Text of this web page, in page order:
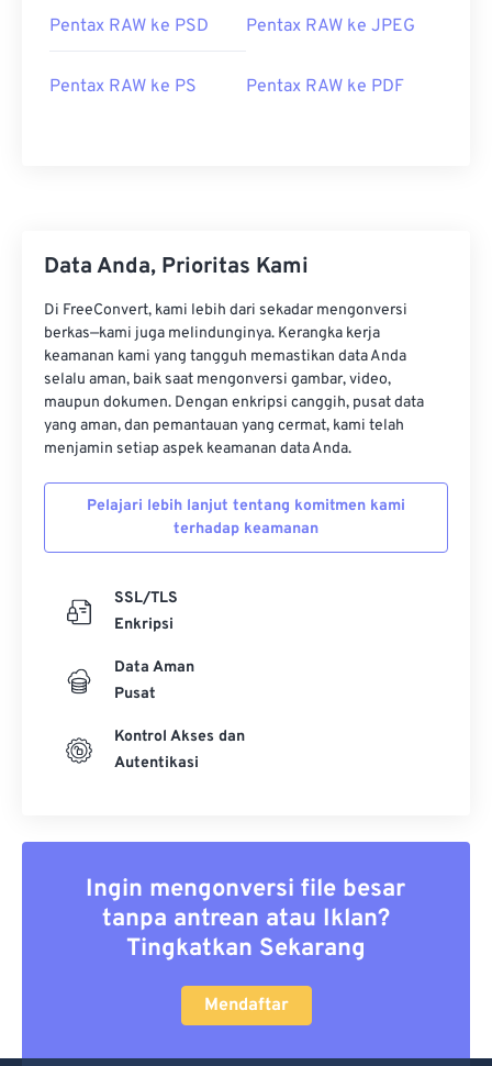
Pentax RAW ke PSD Pentax RAW ke JPEG
Pentax RAW ke PS Pentax RAW ke PDF
Data Anda, Prioritas Kami
Di FreeConvert, kami lebih dari sekadar mengonversi
berkas—kami juga melindunginya. Kerangka kerja
keamanan kami yang tangguh memastikan data Anda
selalu aman, baik saat mengonversi gambar, video,
maupun dokumen. Dengan enkripsi canggih, pusat data
yang aman, dan pemantauan yang cermat, kami telah
menjamin setiap aspek keamanan data Anda.
Pelajari lebih lanjut tentang komitmen kami
terhadap keamanan
SSL/TLS
Enkripsi
Data Aman
Pusat
Kontrol Akses dan
Autentikasi
Ingin mengonversi file besar
tanpa antrean atau Iklan?
Tingkatkan Sekarang
Mendaftar